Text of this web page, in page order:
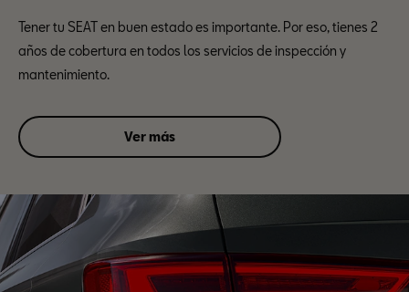
Tener tu SEAT en buen estado es importante. Por eso, tienes 2
años de cobertura en todos los servicios de inspección y
mantenimiento.
Ver más